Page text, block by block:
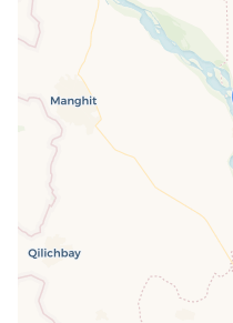
If you see
loaded